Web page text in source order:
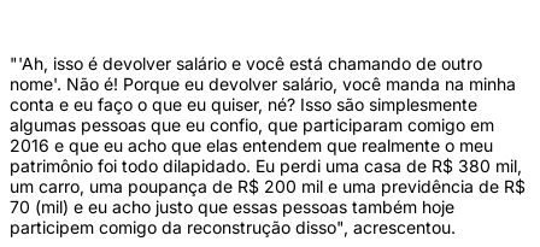
"'Ah, isso é devolver salário e você está chamando de outro
nome'. Não é! Porque eu devolver salário, você manda na minha
conta e eu faço o que eu quiser, né? Isso são simplesmente
algumas pessoas que eu confio, que participaram comigo em
2016 e que eu acho que elas entendem que realmente o meu
patrimônio foi todo dilapidado. Eu perdi uma casa de R$ 380 mil,
um carro, uma poupança de R$ 200 mil e uma previdência de R$
70 (mil) e eu acho justo que essas pessoas também hoje
participem comigo da reconstrução disso", acrescentou.